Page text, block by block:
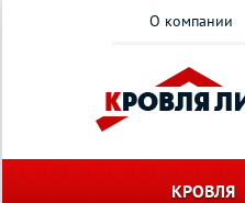
О компании
КРОВЛЯ